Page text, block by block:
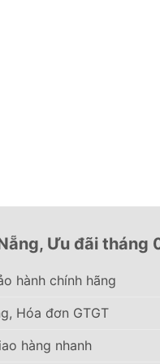
Ưu đãi tháng
hành chính hãng
Hóa đơn GTGT
hàng nhanh